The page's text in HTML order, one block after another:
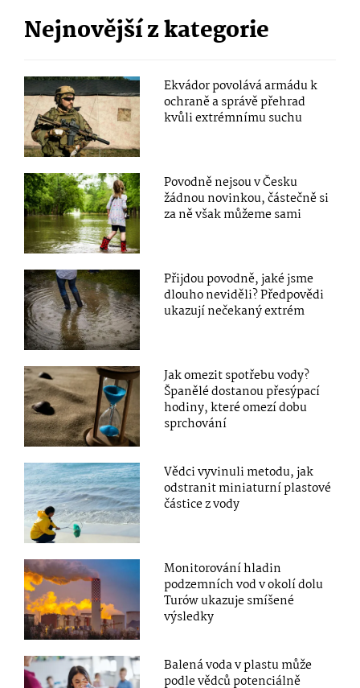
Nejnovější z kategorie
Ekvádor povolává armádu k
ochraně a správě přehrad
kvůli extrémnímu suchu
Povodně nejsou v Česku
žádnou novinkou, částečně si
za ně však můžeme sami
Přijdou povodně, jaké jsme
dlouho neviděli? Předpovědi
ukazují nečekaný extrém
Jak omezit spotřebu vody?
Španělé dostanou přesýpací
hodiny, které omezí dobu
sprchování
Vědci vyvinuli metodu, jak
odstranit miniaturní plastové
částice z vody
Monitorování hladin
podzemních vod v okolí dolu
Turów ukazuje smíšené
výsledky
Balená voda v plastu může
podle vědců potenciálně